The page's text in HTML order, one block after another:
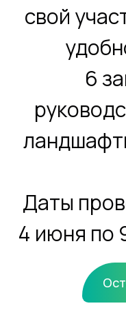
свой
6
Даты
4 июня по